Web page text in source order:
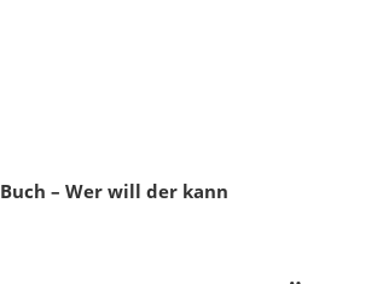
Buch – Wer will der kann